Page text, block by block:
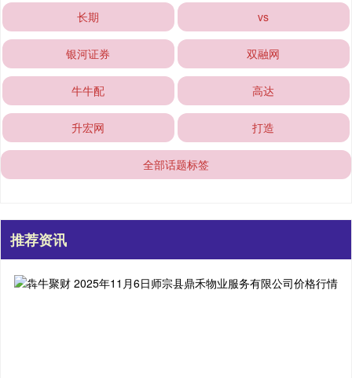
长期 vs
银河证券 双融网
牛牛配 高达
升宏网 打造
全部话题标签
推荐资讯